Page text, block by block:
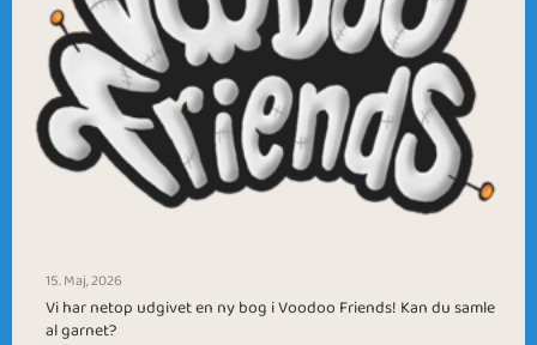
15. Maj, 2026
Vi har netop udgivet en ny bog i Voodoo Friends! Kan du samle
al garnet?